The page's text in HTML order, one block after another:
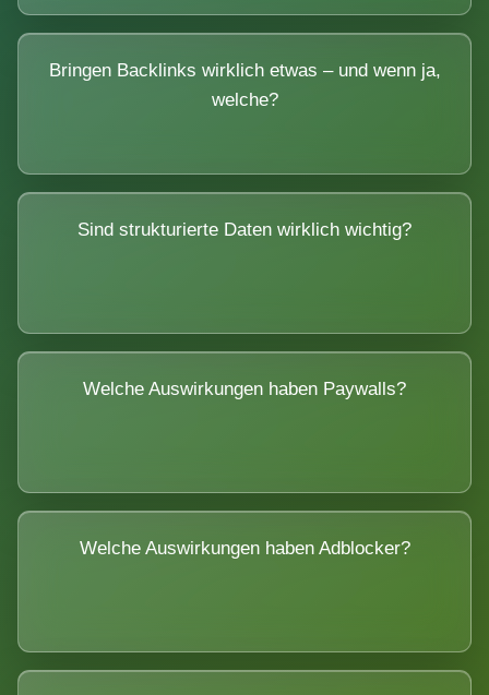
Bringen Backlinks wirklich etwas – und wenn ja,
welche?
Sind strukturierte Daten wirklich wichtig?
Welche Auswirkungen haben Paywalls?
Welche Auswirkungen haben Adblocker?